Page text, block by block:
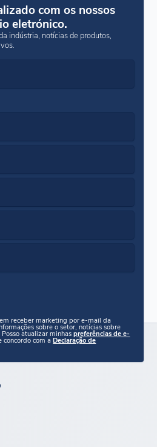
com os nossos
eletrónico.
indústria, notícias de produtos,
receber marketing por e-mail da
sobre o setor, notícias sobre
atualizar minhaspreferências de e-
concordo com aDeclaração de